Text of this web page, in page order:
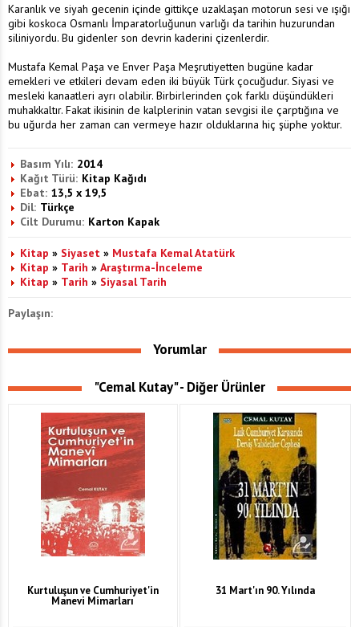
Karanlık ve siyah gecenin içinde gittikçe uzaklaşan motorun sesi ve ışığı
gibi koskoca Osmanlı İmparatorluğunun varlığı da tarihin huzurundan
siliniyordu. Bu gidenler son devrin kaderini çizenlerdir.
Mustafa Kemal Paşa ve Enver Paşa Meşrutiyetten bugüne kadar
emekleri ve etkileri devam eden iki büyük Türk çocuğudur. Siyasi ve
mesleki kanaatleri ayrı olabilir. Birbirlerinden çok farklı düşündükleri
muhakkaltır. Fakat ikisinin de kalplerinin vatan sevgisi ile çarptığına ve
bu uğurda her zaman can vermeye hazır olduklarına hiç şüphe yoktur.
Basım Yılı: 2014
Kağıt Türü: Kitap Kağıdı
Ebat: 13,5 x 19,5
Dil: Türkçe
Cilt Durumu: Karton Kapak
Kitap » Siyaset » Mustafa Kemal Atatürk
Kitap » Tarih » Araştırma-İnceleme
Kitap » Tarih » Siyasal Tarih
Paylaşın:
Yorumlar
"Cemal Kutay" - Diğer Ürünler
Kurtuluşun ve Cumhuriyet'in
Manevi Mimarları
31 Mart'ın 90. Yılında